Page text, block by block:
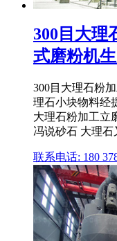
300目大理
式磨粉机
300目大理石粉
理石小块物料经
大理石粉加工立
冯说砂石 大理石
联系电话: 180